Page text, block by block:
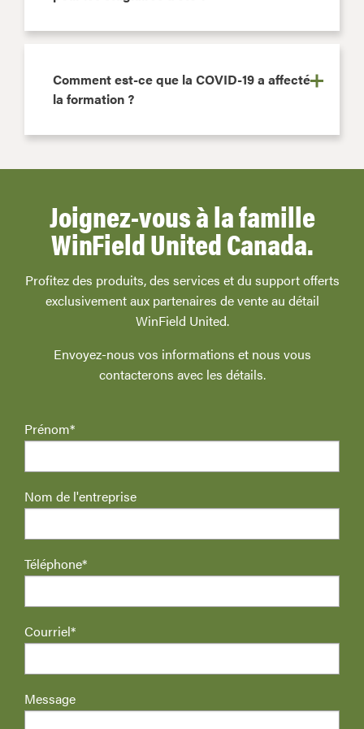
Comment est-ce que la COVID-19 a affecté
la formation ?
Joignez-vous à la famille
WinField United Canada.
Profitez des produits, des services et du support offerts
exclusivement aux partenaires de vente au détail
WinField United.
Envoyez-nous vos informations et nous vous
contacterons avec les détails.
Prénom*
Nom de l'entreprise
Téléphone*
Courriel*
Message